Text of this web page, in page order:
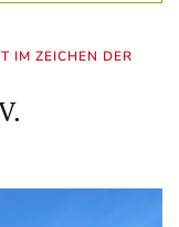
IM ZEICHEN DER